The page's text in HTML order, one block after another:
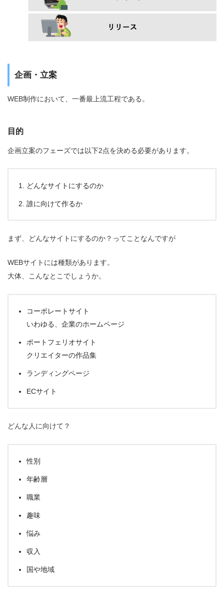
企画・立案
WEB制作において、一番最上流工程である。
目的
企画立案のフェーズでは以下2点を決める必要があります。
どんなサイトにするのか
誰に向けて作るか
まず、どんなサイトにするのか？ってことなんですが
WEBサイトには種類があります。
大体、こんなとこでしょうか。
コーポレートサイト
いわゆる、企業のホームページ
ポートフェリオサイト
クリエイターの作品集
ランディングページ
ECサイト
どんな人に向けて？
性別
年齢層
職業
趣味
悩み
収入
国や地域